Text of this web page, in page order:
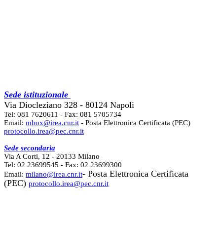
Sede istituzionale
Via Diocleziano 328 - 80124 Napoli
Tel: 081 7620611 - Fax: 081 5705734
Email: mbox@irea.cnr.it - Posta Elettronica Certificata (PEC)
protocollo.irea@pec.cnr.it
Sede secondaria
Via A Corti, 12 - 20133 Milano
Tel: 02 23699545 - Fax: 02 23699300
Email: milano@irea.cnr.it- Posta Elettronica Certificata
(PEC) protocollo.irea@pec.cnr.it